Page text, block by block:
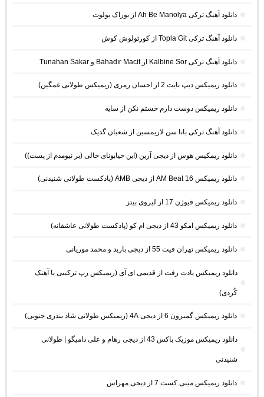
دانلود آهنگ ترکی Ah Be Manolya از بوراک بولوت
دانلود آهنگ ترکی Topla Git از کورتولوش کوش
دانلود آهنگ ترکی Kalbine Sor از Bahadır Macit و Tunahan Sakar
دانلود ریمیکس دیپ نایت 2 از احسان رمزی (ریمیکس طولانی غمگین)
دانلود ریمیکس دوست دارم خستم نکن از سایه
دانلود آهنگ ترکی بانا سن لازیمسین از شعبان گدیک
دانلود ریمکیس هوس از دیجی آرین (این خیابونای خالی (بر نیومدم از پست))
دانلود ریمیکس AM Beat 16 از دیجی AMB (پادکست طولانی شنیدنی)
دانلود ریمیکس فیوژن 17 از لیروی بیتز
دانلود ریمیکس امکو 43 از دیجی ام کو (پادکست طولانی عاشقانه)
دانلود ریمیکس تهران فیت 55 از دیجی باربد و محمد موریانی
دانلود ریمیکس یادت رفت از قدیمی ای آی (ریمیکس رپ ترکیبی با آهنک
کُردی)
دانلود ریمیکس گمبرون 6 از دیجی 4A (ریمیکس طولانی شاد بندری جنوبی)
دانلود ریمیکس موزیک باکس 43 از دیجی رهام و علی دامیگو | طولانی
شنیدنی
دانلود ریمیکس مینی کست 7 از دیجی مهراس